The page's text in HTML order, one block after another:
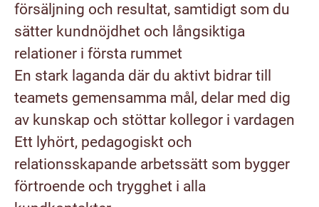
försäljning och resultat, samtidigt som du
sätter kundnöjdhet och långsiktiga
relationer i första rummet
En stark laganda där du aktivt bidrar till
teamets gemensamma mål, delar med dig
av kunskap och stöttar kollegor i vardagen
Ett lyhört, pedagogiskt och
relationsskapande arbetssätt som bygger
förtroende och trygghet i alla